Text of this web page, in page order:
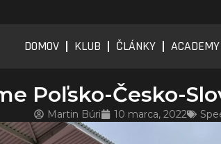
DOMOV KLUB ČLÁNKY ACADEMY
Poľsko-Česko-
Martin Búri 10 marca, 2022